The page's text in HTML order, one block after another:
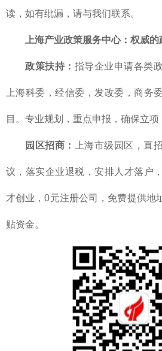
读，如有纰漏，请与我们联系。
上海产业政策服务中心： 权威的
政策扶持： 指导企业申请各类
上海科委，经信委，发改委，商务
目。专业规划，重点申报，确保立项
园区招商： 上海市级园区，直
议，落实企业退税，安排人才落户
才创业，0元注册公司，免费提供地
贴资金。